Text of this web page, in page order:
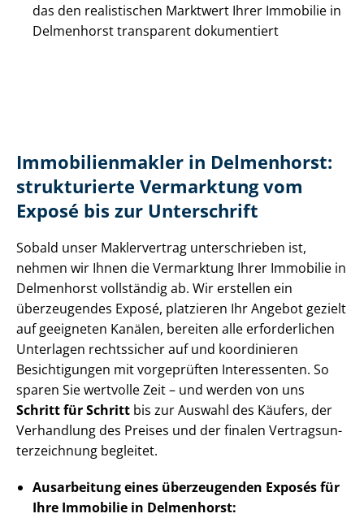
das den realistischen Marktwert Ihrer Immobilie in
Delmenhorst transparent dokumentiert
Im­mo­bi­li­en­mak­ler in Delmenhorst:
strukturierte Vermarktung vom
Exposé bis zur Unterschrift
Sobald unser Maklervertrag unterschrieben ist,
nehmen wir Ihnen die Vermarktung Ihrer Immobilie in
Delmenhorst vollständig ab. Wir erstellen ein
überzeugendes Exposé, platzieren Ihr Angebot gezielt
auf geeigneten Kanälen, bereiten alle erforderlichen
Unterlagen rechtssicher auf und koordinieren
Besichtigungen mit vorgeprüften Interessenten. So
sparen Sie wertvolle Zeit – und werden von uns
Schritt für Schritt bis zur Auswahl des Käufers, der
Verhandlung des Preises und der finalen Ver­trags­un­
ter­zeich­nung begleitet.
Ausarbeitung eines überzeugenden Exposés für
Ihre Immobilie in Delmenhorst: